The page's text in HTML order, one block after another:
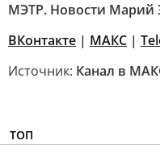
МЭТР. Новости Марий
ВКонтакте | MAКС |
Источник: Канал в
ТОП